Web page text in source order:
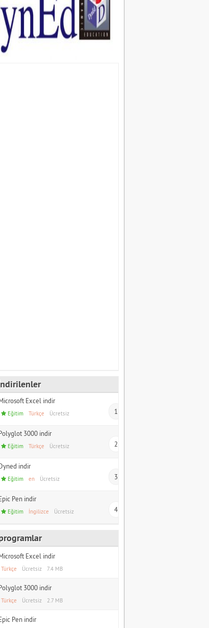
Excel indir
Eğitim Türkçe Ücretsiz 1
3000 indir
Eğitim Türkçe Ücretsiz 2
indir
Eğitim en Ücretsiz 3
Pen indir
Eğitim İngilizce Ücretsiz 4
Excel indir
Türkçe Ücretsiz 7.4 MB
3000 indir
Türkçe Ücretsiz 2.7 MB
Pen indir